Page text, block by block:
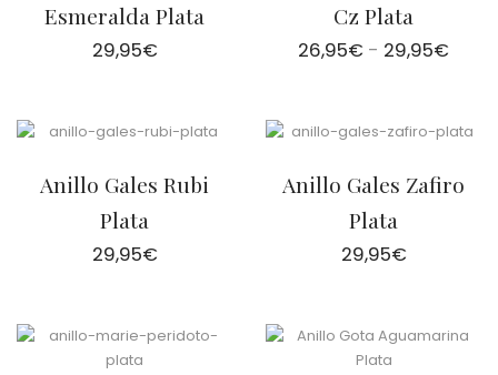
Esmeralda Plata
29,95€
Cz Plata
26,95€ - 29,95€
Anillo Gales Rubi
Plata
29,95€
Anillo Gales Zafiro
Plata
29,95€